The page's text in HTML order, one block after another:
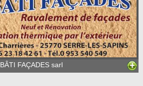
BÂTI FAÇADES sarl